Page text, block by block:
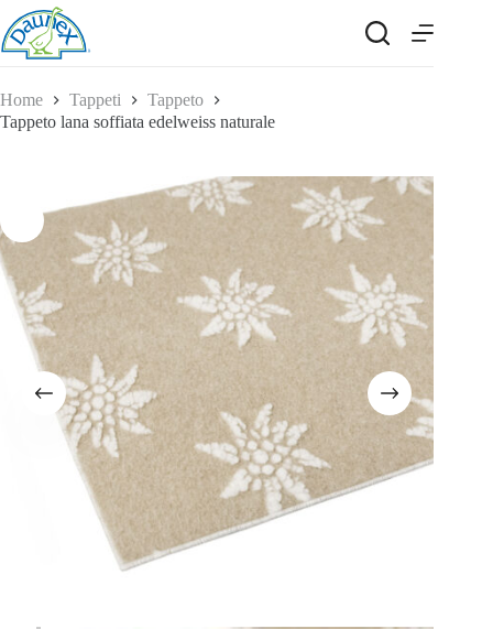
Salta
al
contenuto
Home Tappeti
Tappeto
Tappeto lana soffiata edelweiss naturale